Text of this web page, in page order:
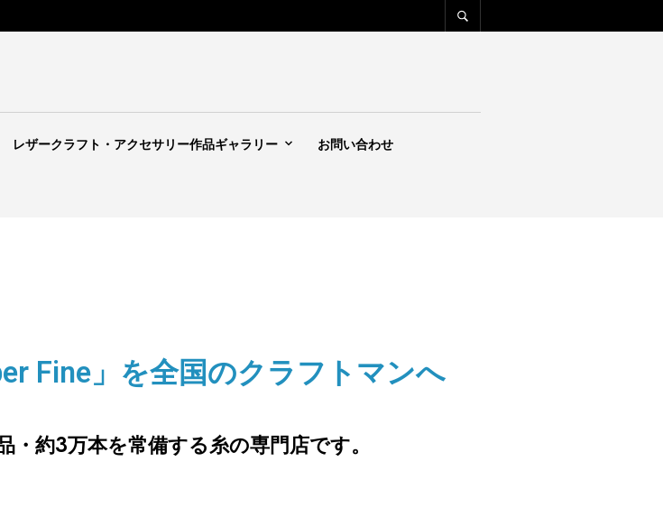
レザークラフト・アクセサリー作品ギャラリー お問い合わせ
Fine」を全国のクラフトマンへ
約3万本を常備する糸の専門店です。